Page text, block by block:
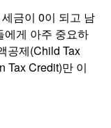
금이 0이 되고 남
에게 아주 중요하
공제(Child Tax
Tax Credit)만 이